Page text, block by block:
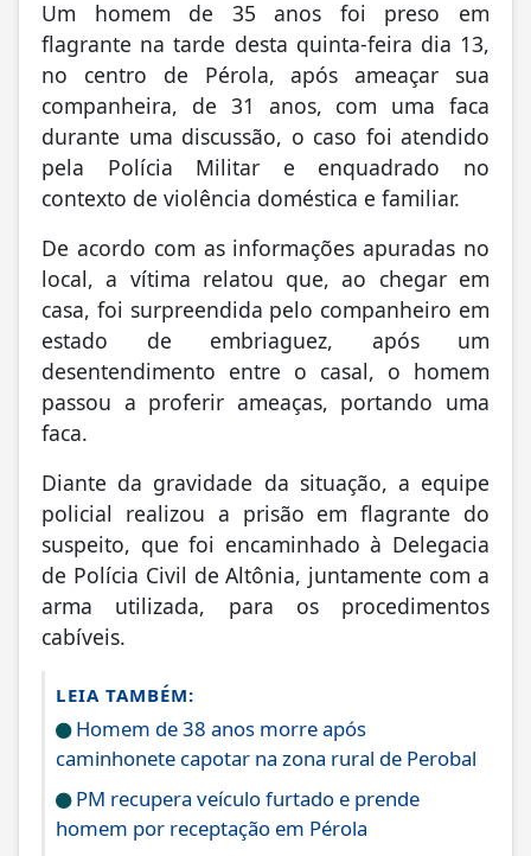
Um homem de 35 anos foi preso em
flagrante na tarde desta quinta-feira dia 13,
no centro de Pérola, após ameaçar sua
companheira, de 31 anos, com uma faca
durante uma discussão, o caso foi atendido
pela Polícia Militar e enquadrado no
contexto de violência doméstica e familiar.
De acordo com as informações apuradas no
local, a vítima relatou que, ao chegar em
casa, foi surpreendida pelo companheiro em
estado de embriaguez, após um
desentendimento entre o casal, o homem
passou a proferir ameaças, portando uma
faca.
Diante da gravidade da situação, a equipe
policial realizou a prisão em flagrante do
suspeito, que foi encaminhado à Delegacia
de Polícia Civil de Altônia, juntamente com a
arma utilizada, para os procedimentos
cabíveis.
LEIA TAMBÉM:
Homem de 38 anos morre após
caminhonete capotar na zona rural de Perobal
PM recupera veículo furtado e prende
homem por receptação em Pérola